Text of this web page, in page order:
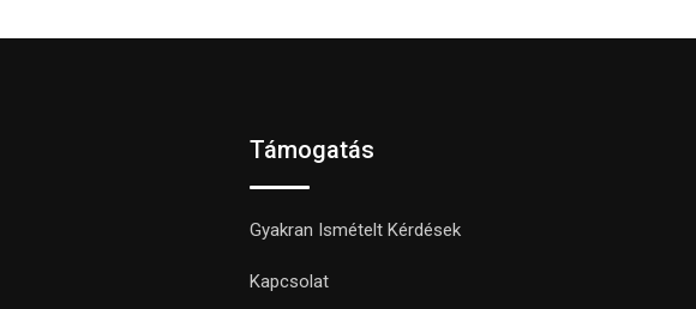
Támogatás
Gyakran Ismételt Kérdések
Kapcsolat